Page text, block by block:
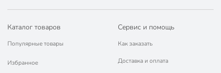
Каталог товаров
Популярные товары
Избранное
Сервис и помощь
Как заказать
Доставка и оплата